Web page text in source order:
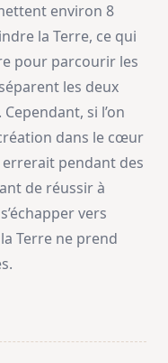
environ 8
la Terre, ce qui
pour parcourir les
les deux
si l’on
dans le cœur
pendant des
de réussir à
vers
la Terre ne prend